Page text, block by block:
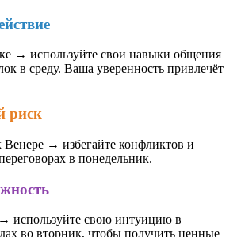
→ используйте свои навыки общения
в среду. Ваша уверенность привлечёт
риск
Венере → избегайте конфликтов и
в понедельник.
используйте свою интуицию в
во вторник, чтобы получить ценные